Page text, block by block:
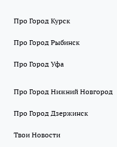
Про Город Курск
Про Город Рыбинск
Про Город Уфа
Про Город Нижний Новгород
Про Город Дзержинск
Твои Новости